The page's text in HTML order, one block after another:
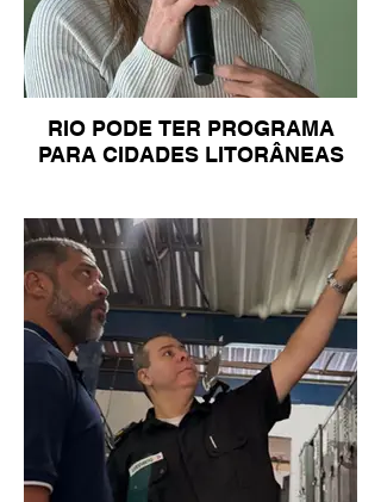
RIO PODE TER PROGRAMA
PARA CIDADES LITORÂNEAS